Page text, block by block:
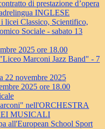
di prestazione d’opera
INGLESE
licei Classico, Scientifico,
Sociale - sabato 13
2025 ore 18.00
Marconi Jazz Band" - 7
22 novembre 2025
2025 ore 18.00
nell'ORCHESTRA
MUSICALI
all'European School Sport